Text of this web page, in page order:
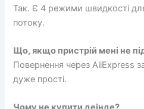
Так. Є 4 режими швидкості
потоку.
Що, якщо пристрій мені не
Повернення через AliExpress
дуже прості.